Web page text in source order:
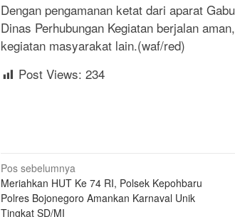
Dengan pengamanan ketat dari aparat
Dinas Perhubungan Kegiatan berjalan
kegiatan masyarakat lain.(waf/red)
Post Views: 234
Navigasi
pos
Pos sebelumnya
Meriahkan HUT Ke 74 RI, Polsek Kepohbaru
Polres Bojonegoro Amankan Karnaval Unik
Tingkat SD/MI